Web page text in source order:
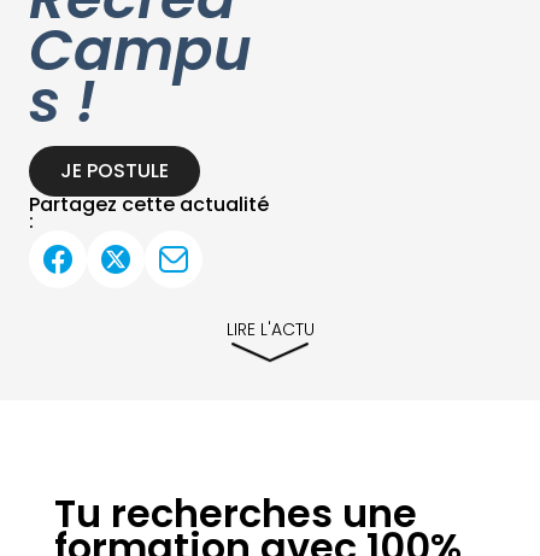
Campu
s !
JE POSTULE
Partagez cette actualité
:
LIRE L'ACTU
Tu recherches une